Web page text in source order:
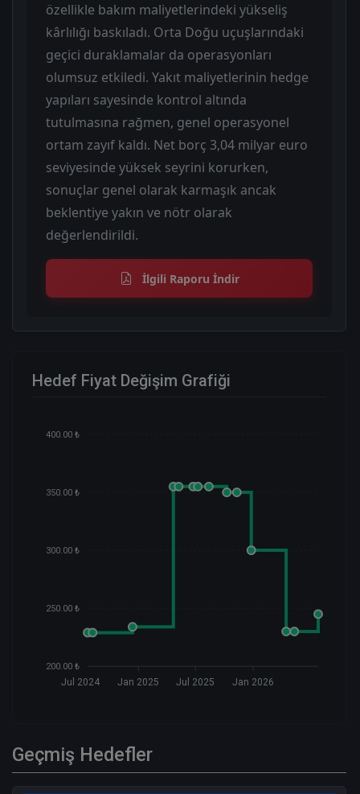
özellikle bakım maliyetlerindeki yükseliş
kârlılığı baskıladı. Orta Doğu uçuşlarındaki
geçici duraklamalar da operasyonları
olumsuz etkiledi. Yakıt maliyetlerinin hedge
yapıları sayesinde kontrol altında
tutulmasına rağmen, genel operasyonel
ortam zayıf kaldı. Net borç 3,04 milyar euro
seviyesinde yüksek seyrini korurken,
sonuçlar genel olarak karmaşık ancak
beklentiye yakın ve nötr olarak
değerlendirildi.
İlgili Raporu İndir
Hedef Fiyat Değişim Grafiği
400.00 ₺
350.00 ₺
300.00 ₺
250.00 ₺
200.00 ₺
Jul 2024 Jan 2025 Jul 2025 Jan 2026
Geçmiş Hedefler